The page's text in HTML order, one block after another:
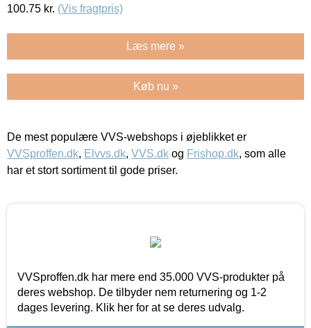
100.75 kr. (Vis fragtpris)
Læs mere »
Køb nu »
De mest populære VVS-webshops i øjeblikket er
VVSproffen.dk, Elvvs.dk, VVS.dk og Frishop.dk, som alle
har et stort sortiment til gode priser.
VVSproffen.dk har mere end 35.000 VVS-produkter på
deres webshop. De tilbyder nem returnering og 1-2
dages levering. Klik her for at se deres udvalg.